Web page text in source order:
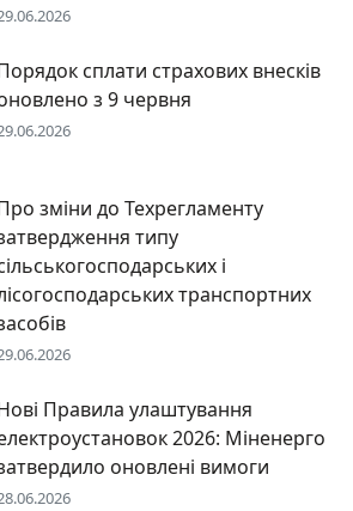
сплати страхових внесків
з 9 червня
зміни до Техрегламенту
типу
і
транспортних
Правила улаштування
2026: Міненерго
оновлені вимоги